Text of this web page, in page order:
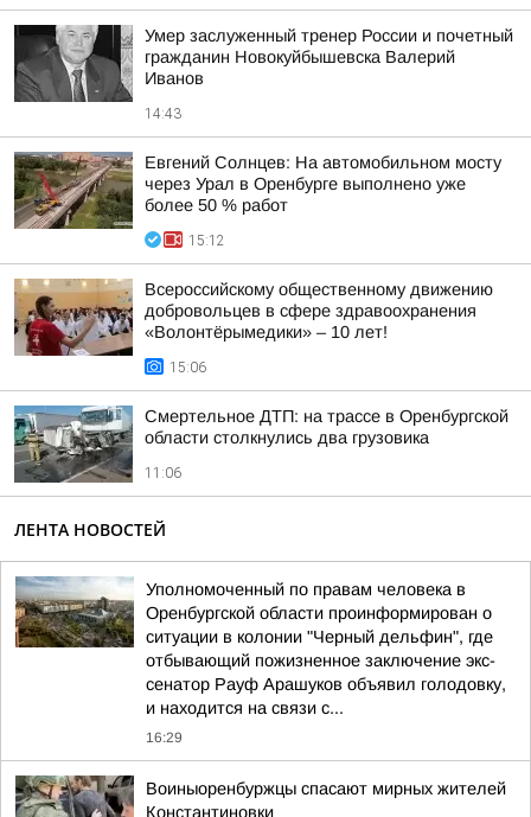
Умер заслуженный тренер России и почетный
гражданин Новокуйбышевска Валерий
Иванов
14:43
Евгений Солнцев: На автомобильном мосту
через Урал в Оренбурге выполнено уже
более 50 % работ
15:12
Всероссийскому общественному движению
добровольцев в сфере здравоохранения
«Волонтёрымедики» – 10 лет!
15:06
Смертельное ДТП: на трассе в Оренбургской
области столкнулись два грузовика
11:06
ЛЕНТА НОВОСТЕЙ
Уполномоченный по правам человека в
Оренбургской области проинформирован о
ситуации в колонии "Черный дельфин", где
отбывающий пожизненное заключение экс-
сенатор Рауф Арашуков объявил голодовку,
и находится на связи с...
16:29
Воиныоренбуржцы спасают мирных жителей
Константиновки